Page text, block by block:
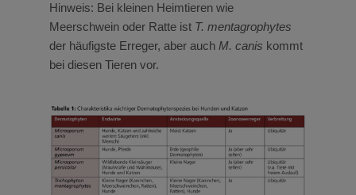
Hinweis: Bei kleinen Heimtieren wie
Meerschwein oder Ratte ist T. mentagrophytes
der häufigste Erreger, aber auch M. canis kommt
bei diesen Tieren vor.